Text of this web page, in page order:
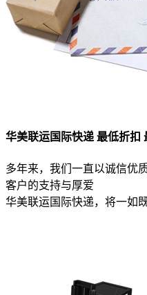
华美联运国际快递 最低折扣
多年来，我们一直以诚信优
客户的支持与厚爱
华美联运国际快递，将一如